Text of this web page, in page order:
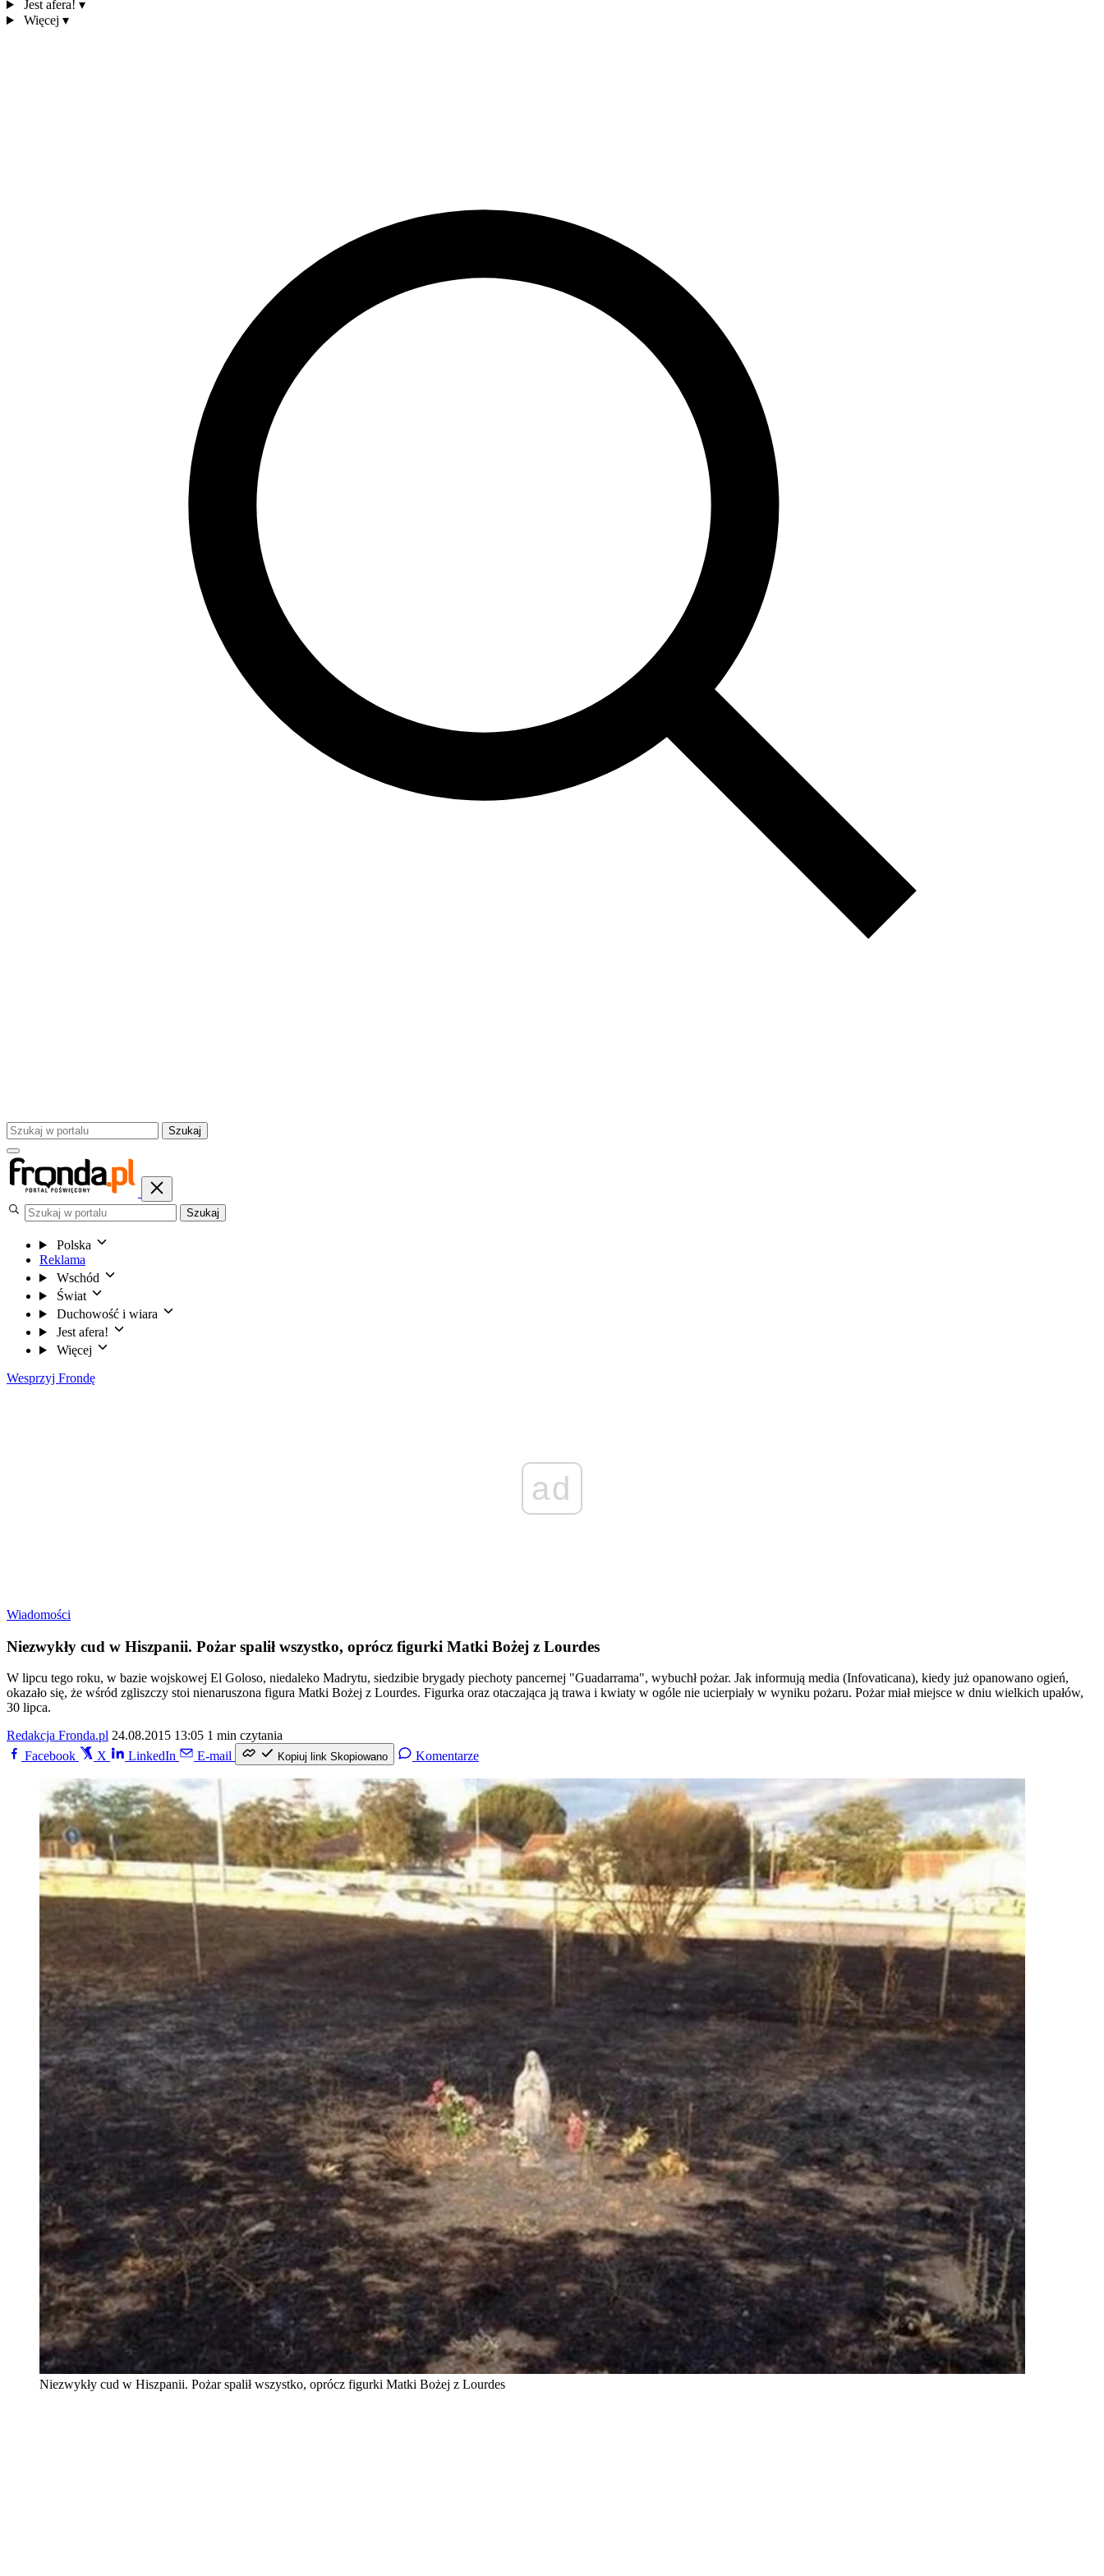
Jest afera! ▾
Więcej ▾
Szukaj
Szukaj
Polska
Reklama
Wschód
Świat
Duchowość i wiara
Jest afera!
Więcej
Wesprzyj Frondę
ad
Wiadomości
Niezwykły cud w Hiszpanii. Pożar spalił wszystko, oprócz figurki Matki Bożej z Lourdes
W lipcu tego roku, w bazie wojskowej El Goloso, niedaleko Madrytu, siedzibie brygady piechoty pancernej "Guadarrama", wybuchł pożar. Jak informują media (Infovaticana), kiedy już opanowano ogień,
okazało się, że wśród zgliszczy stoi nienaruszona figura Matki Bożej z Lourdes. Figurka oraz otaczająca ją trawa i kwiaty w ogóle nie ucierpiały w wyniku pożaru. Pożar miał miejsce w dniu wielkich upałów,
30 lipca.
Redakcja Fronda.pl 24.08.2015 13:05 1 min czytania
Facebook
X LinkedIn E-mail Kopiuj link Skopiowano Komentarze
Niezwykły cud w Hiszpanii. Pożar spalił wszystko, oprócz figurki Matki Bożej z Lourdes